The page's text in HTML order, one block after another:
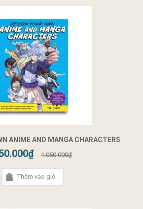
ANIME AND MANGA CHARACTERS
1.050.000₫
Thêm vào giỏ